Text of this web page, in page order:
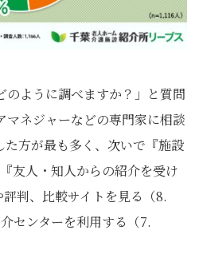
のように調べますか？」と質問
マネジャーなどの専門家に相談
方が最も多く、次いで『施設
友人・知人からの紹介を受け
判、比較サイトを見る（8.
センターを利用する（7.